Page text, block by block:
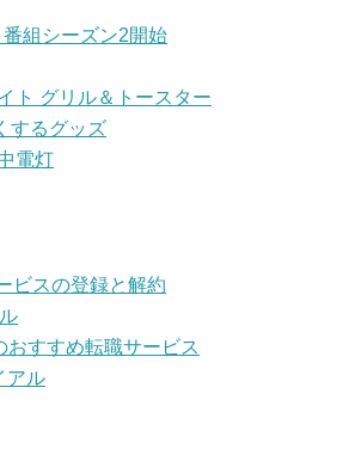
組シーズン2開始
ト グリル＆トースター
するグッズ
電灯
ビスの登録と解約
おすすめ転職サービス
アル